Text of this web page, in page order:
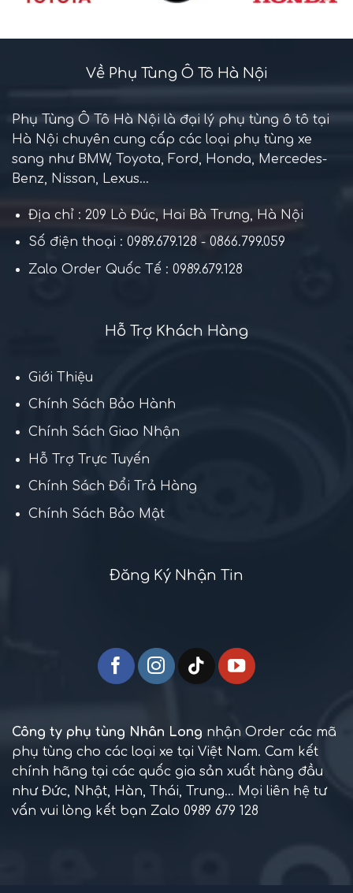
Về Phụ Tùng Ô Tô Hà Nội
Phụ Tùng Ô Tô Hà Nội là đại lý phụ tùng ô tô tại
Hà Nội chuyên cung cấp các loại phụ tùng xe
sang như BMW, Toyota, Ford, Honda, Mercedes-
Benz, Nissan, Lexus...
Địa chỉ : 209 Lò Đúc, Hai Bà Trưng, Hà Nội
Số điện thoại : 0989.679.128 - 0866.799.059
Zalo Order Quốc Tế : 0989.679.128
Hỗ Trợ Khách Hàng
Giới Thiệu
Chính Sách Bảo Hành
Chính Sách Giao Nhận
Hỗ Trợ Trực Tuyến
Chính Sách Đổi Trả Hàng
Chính Sách Bảo Mật
Đăng Ký Nhận Tin
Công ty phụ tùng Nhân Long nhận Order các mã
phụ tùng cho các loại xe tại Việt Nam. Cam kết
chính hãng tại các quốc gia sản xuất hàng đầu
như Đức, Nhật, Hàn, Thái, Trung... Mọi liên hệ tư
vấn vui lòng kết bạn Zalo 0989 679 128